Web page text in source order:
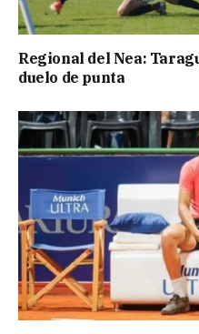
Regional del Nea:
duelo de punta